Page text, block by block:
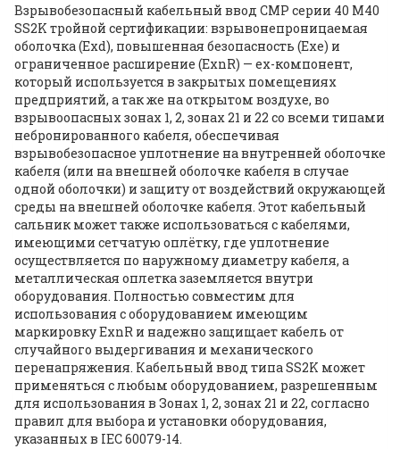
Взрывобезопасный кабельный ввод CMP серии 40 M40
SS2K тройной сертификации: взрывонепроницаемая
оболочка (Exd), повышенная безопасность (Exe) и
ограниченное расширение (ExnR) — ех-компонент,
который используется в закрытых помещениях
предприятий, а так же на открытом воздухе, во
взрывоопасных зонах 1, 2, зонах 21 и 22 со всеми типами
небронированного кабеля, обеспечивая
взрывобезопасное уплотнение на внутренней оболочке
кабеля (или на внешней оболочке кабеля в случае
одной оболочки) и защиту от воздействий окружающей
среды на внешней оболочке кабеля. Этот кабельный
сальник может также использоваться с кабелями,
имеющими сетчатую оплётку, где уплотнение
осуществляется по наружному диаметру кабеля, а
металлическая оплетка заземляется внутри
оборудования. Полностью совместим для
использования с оборудованием имеющим
маркировку ExnR и надежно защищает кабель от
случайного выдергивания и механического
перенапряжения. Кабельный ввод типа SS2K может
применяться с любым оборудованием, разрешенным
для использования в Зонах 1, 2, зонах 21 и 22, согласно
правил для выбора и установки оборудования,
указанных в IEC 60079-14.